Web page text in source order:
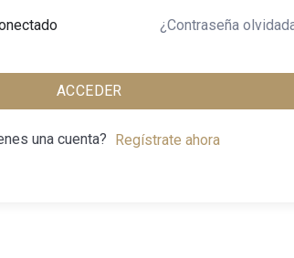
¿Contraseña
ACCEDER
una cuenta? Regístrate ahora